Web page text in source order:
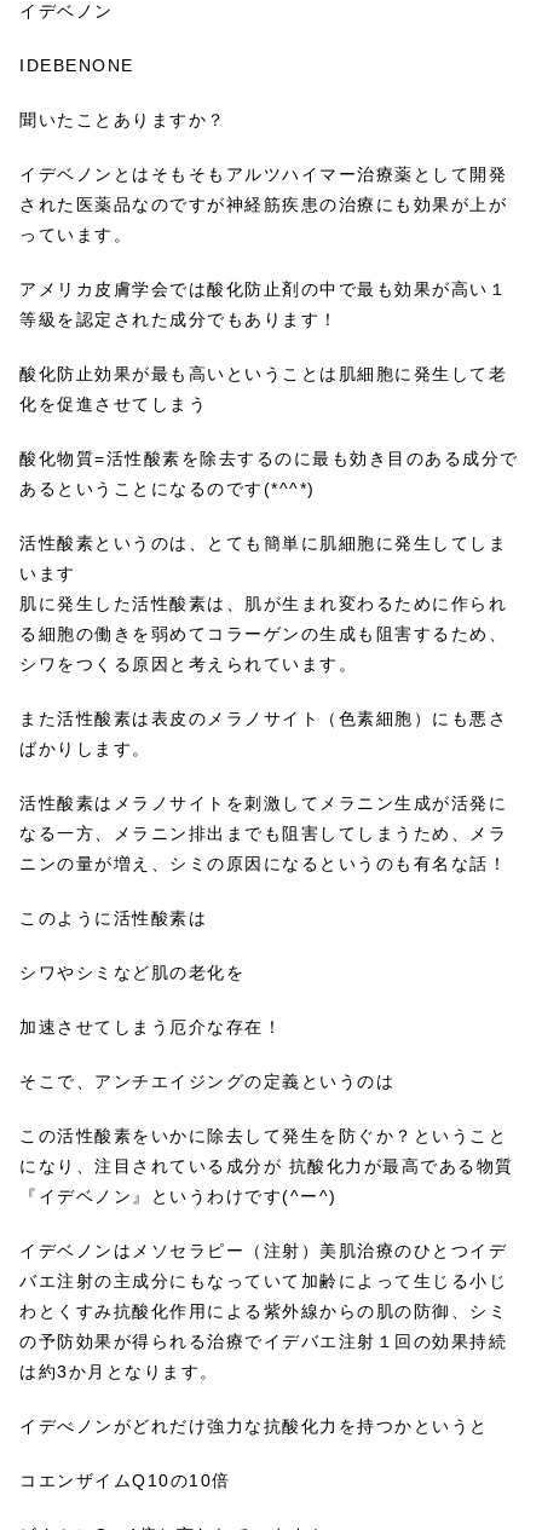
イデベノン
IDEBENONE
聞いたことありますか？
イデベノンとはそもそもアルツハイマー治療薬として開発
された医薬品なのですが神経筋疾患の治療にも効果が上が
っています。
アメリカ皮膚学会では酸化防止剤の中で最も効果が高い１
等級を認定された成分でもあります！
酸化防止効果が最も高いということは肌細胞に発生して老
化を促進させてしまう
酸化物質=活性酸素を除去するのに最も効き目のある成分で
あるということになるのです(*^^*)
活性酸素というのは、とても簡単に肌細胞に発生してしま
います
肌に発生した活性酸素は、肌が生まれ変わるために作られ
る細胞の働きを弱めてコラーゲンの生成も阻害するため、
シワをつくる原因と考えられています。
また活性酸素は表皮のメラノサイト（色素細胞）にも悪さ
ばかりします。
活性酸素はメラノサイトを刺激してメラニン生成が活発に
なる一方、メラニン排出までも阻害してしまうため、メラ
ニンの量が増え、シミの原因になるというのも有名な話！
このように活性酸素は
シワやシミなど肌の老化を
加速させてしまう厄介な存在！
そこで、アンチエイジングの定義というのは
この活性酸素をいかに除去して発生を防ぐか？ということ
になり、注目されている成分が 抗酸化力が最高である物質
『イデベノン』というわけです(^ー^)
イデベノンはメソセラピー（注射）美肌治療のひとつイデ
バエ注射の主成分にもなっていて加齢によって生じる小じ
わとくすみ抗酸化作用による紫外線からの肌の防御、シミ
の予防効果が得られる治療でイデバエ注射１回の効果持続
は約3か月となります。
イデべノンがどれだけ強力な抗酸化力を持つかというと
コエンザイムQ10の10倍